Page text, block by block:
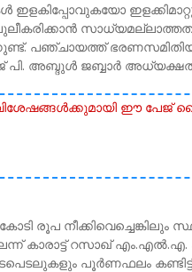
ഇളകിപ്പോവുകയോ
പഞ്ചായത്ത്
പി. അബ്ദുൾ ജബ്ബാർ
ഈ പേജ്
രൂപ നീക്കിവെച്ചെങ്കിലും
കാരാട്ട് റസാഖ്
പൂർണഫലം